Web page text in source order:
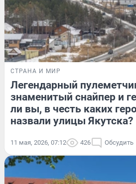
СТРАНА И МИР
Легендарный
знаменитый снайпер и
ли вы, в честь каких
назвали улицы Якутска?
11 мая, 2026, 07:12 426 Обсудить